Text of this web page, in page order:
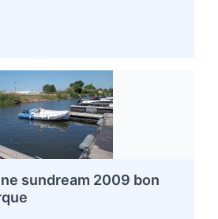
sundream 2009 bon